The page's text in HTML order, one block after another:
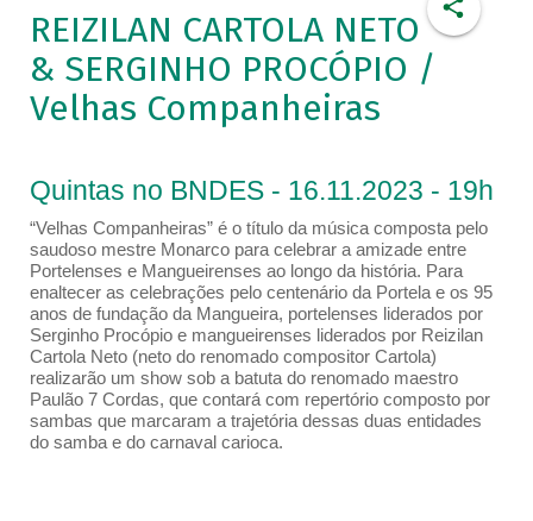
REIZILAN CARTOLA NETO
& SERGINHO PROCÓPIO /
Velhas Companheiras
Quintas no BNDES - 16.11.2023 - 19h
“Velhas Companheiras” é o título da música composta pelo
saudoso mestre Monarco para celebrar a amizade entre
Portelenses e Mangueirenses ao longo da história. Para
enaltecer as celebrações pelo centenário da Portela e os 95
anos de fundação da Mangueira, portelenses liderados por
Serginho Procópio e mangueirenses liderados por Reizilan
Cartola Neto (neto do renomado compositor Cartola)
realizarão um show sob a batuta do renomado maestro
Paulão 7 Cordas, que contará com repertório composto por
sambas que marcaram a trajetória dessas duas entidades
do samba e do carnaval carioca.